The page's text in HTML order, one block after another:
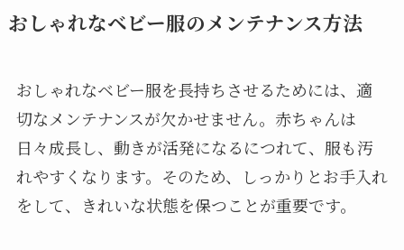
おしゃれなベビー服のメンテナンス方法
おしゃれなベビー服を長持ちさせるためには、適
切なメンテナンスが欠かせません。赤ちゃんは
日々成長し、動きが活発になるにつれて、服も汚
れやすくなります。そのため、しっかりとお手入れ
をして、きれいな状態を保つことが重要です。